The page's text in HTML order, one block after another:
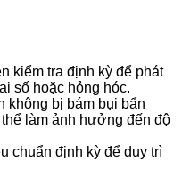
kiểm tra định kỳ để phát
số hoặc hỏng hóc.
không bị bám bụi bẩn
làm ảnh hưởng đến độ
chuẩn định kỳ để duy trì